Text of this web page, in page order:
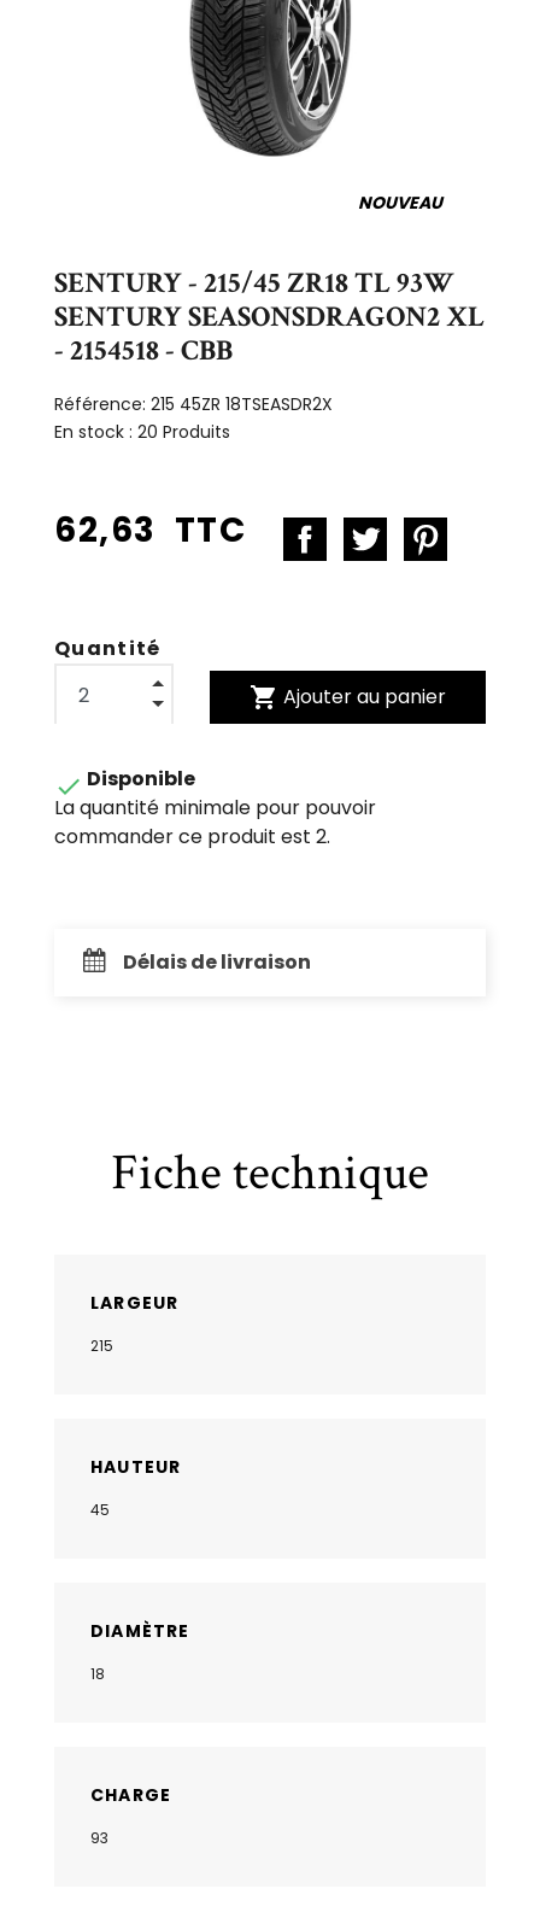
NOUVEAU
SENTURY - 215/45 ZR18 TL 93W
SENTURY SEASONSDRAGON2 XL
- 2154518 - CBB
Référence: 215 45ZR 18TSEASDR2X
En stock : 20 Produits
62,63 TTC
Quantité
shopping_cart Ajouter au panier
 Disponible
La quantité minimale pour pouvoir
commander ce produit est 2.
Délais de livraison
Fiche technique
LARGEUR
215
HAUTEUR
45
DIAMÈTRE
18
CHARGE
93